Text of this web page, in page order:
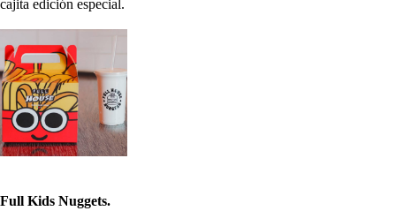
cajita edición especial.
Full Kids Nuggets.